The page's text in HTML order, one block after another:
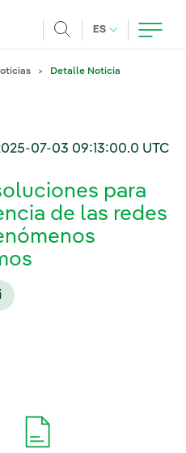
ES IDIOMA
Detalle Noticia
07-03 09:13:00.0 UTC
para
de las redes